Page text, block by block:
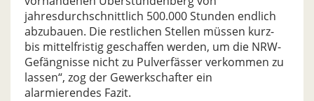
jahresdurchschnittlich 500.000 Stunden endlich
abzubauen. Die restlichen Stellen müssen kurz-
bis mittelfristig geschaffen werden, um die NRW-
Gefängnisse nicht zu Pulverfässer verkommen zu
lassen“, zog der Gewerkschafter ein
alarmierendes Fazit.